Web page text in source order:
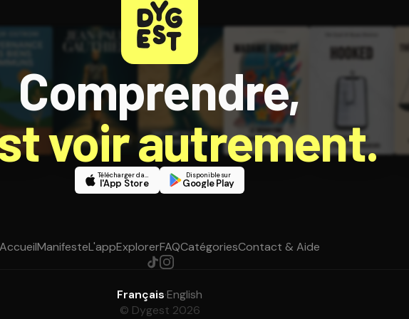
Comprendre,
voir autrement.
Télécharger dans
l'App Store
Disponible sur
Google Play
AccueilManifesteL'appExplorerFAQCatégoriesContact & Aide
Français·English
© Dygest 2026